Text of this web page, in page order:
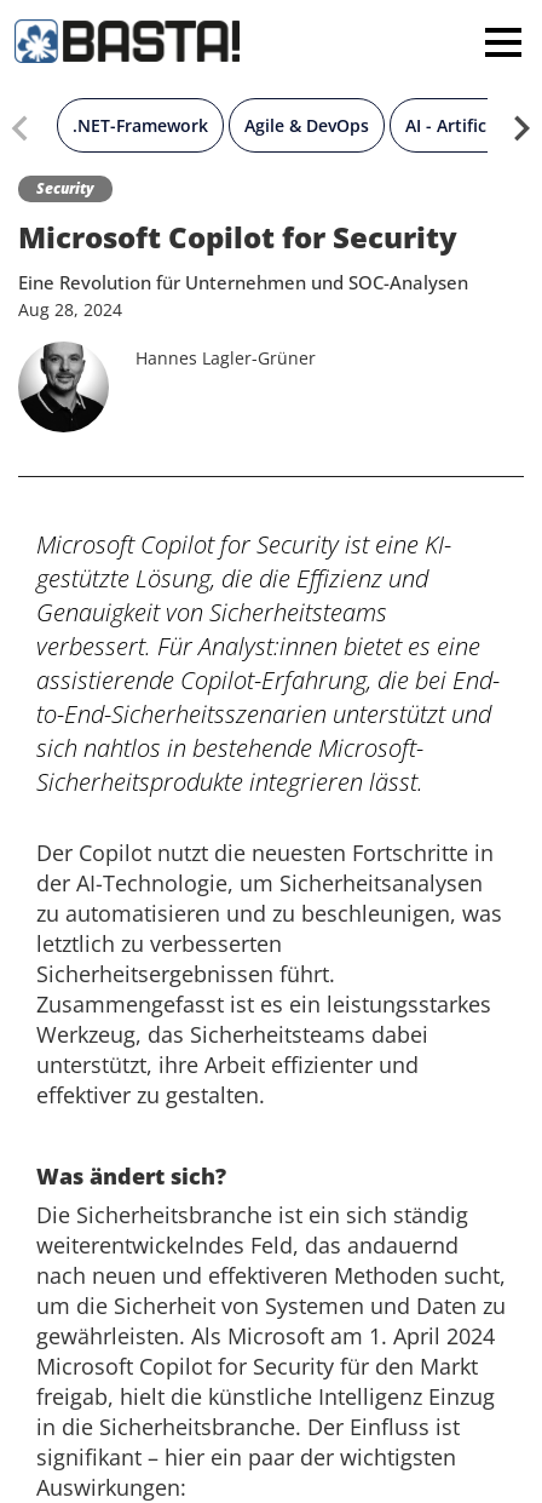
.NET-Framework Agile & DevOps AI - Artificial
Security
Microsoft Copilot for Security
Eine Revolution für Unternehmen und SOC-Analysen
Aug 28, 2024
Hannes Lagler-Grüner
Microsoft Copilot for Security ist eine KI-
gestützte Lösung, die die Effizienz und
Genauigkeit von Sicherheitsteams
verbessert. Für Analyst:innen bietet es eine
assistierende Copilot-Erfahrung, die bei End-
to-End-Sicherheitsszenarien unterstützt und
sich nahtlos in bestehende Microsoft-
Sicherheitsprodukte integrieren lässt.
Der Copilot nutzt die neuesten Fortschritte in
der AI-Technologie, um Sicherheitsanalysen
zu automatisieren und zu beschleunigen, was
letztlich zu verbesserten
Sicherheitsergebnissen führt.
Zusammengefasst ist es ein leistungsstarkes
Werkzeug, das Sicherheitsteams dabei
unterstützt, ihre Arbeit effizienter und
effektiver zu gestalten.
Was ändert sich?
Die Sicherheitsbranche ist ein sich ständig
weiterentwickelndes Feld, das andauernd
nach neuen und effektiveren Methoden sucht,
um die Sicherheit von Systemen und Daten zu
gewährleisten. Als Microsoft am 1. April 2024
Microsoft Copilot for Security für den Markt
freigab, hielt die künstliche Intelligenz Einzug
in die Sicherheitsbranche. Der Einfluss ist
signifikant – hier ein paar der wichtigsten
Auswirkungen:
MAINZ
FRANKFURT